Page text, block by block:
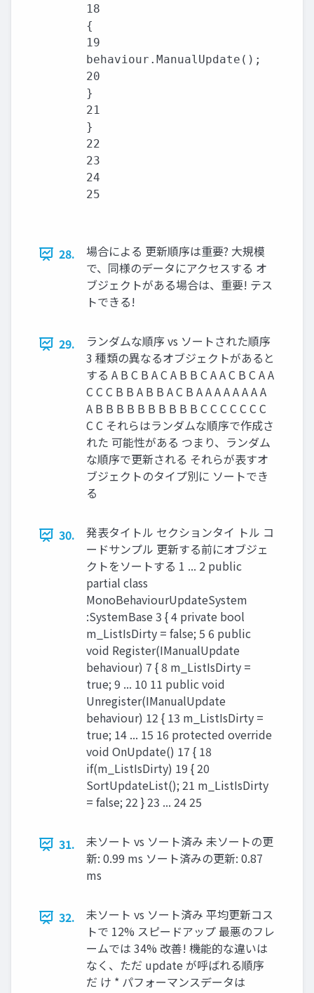
18
{
19
behaviour.ManualUpdate();
20
}
21
}
22
23
24
25
28.
場合による 更新順序は重要? 大規模
で、同様のデータにアクセスする オ
ブジェクトがある場合は、重要! テス
トできる!
29.
ランダムな順序 vs ソートされた順序
3 種類の異なるオブジェクトがあると
する A B C B A C A B B C A A C B C A A
C C C B B A B B A C B A A A A A A A A
A B B B B B B B B B B C C C C C C C
C C それらはランダムな順序で作成さ
れた 可能性がある つまり、ランダム
な順序で更新される それらが表すオ
ブジェクトのタイプ別に ソートでき
る
30.
発表タイトル セクションタイ トル コ
ードサンプル 更新する前にオブジェ
クトをソートする 1 ... 2 public
partial class
MonoBehaviourUpdateSystem
:SystemBase 3 { 4 private bool
m_ListIsDirty = false; 5 6 public
void Register(IManualUpdate
behaviour) 7 { 8 m_ListIsDirty =
true; 9 ... 10 11 public void
Unregister(IManualUpdate
behaviour) 12 { 13 m_ListIsDirty =
true; 14 ... 15 16 protected override
void OnUpdate() 17 { 18
if(m_ListIsDirty) 19 { 20
SortUpdateList(); 21 m_ListIsDirty
= false; 22 } 23 ... 24 25
31.
未ソート vs ソート済み 未ソートの更
新: 0.99 ms ソート済みの更新: 0.87
ms
32.
未ソート vs ソート済み 平均更新コス
トで 12% スピードアップ 最悪のフレ
ームでは 34% 改善! 機能的な違いは
なく、ただ update が呼ばれる順序
だ け * パフォーマンスデータは